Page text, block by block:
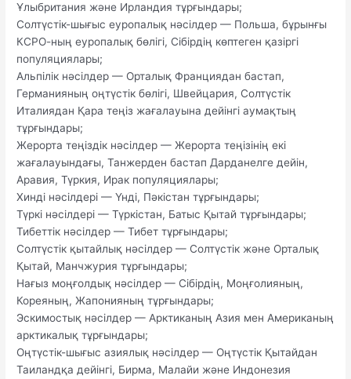
Ұлыбритания және Ирландия тұрғындары;
Солтүстік-шығыс еуропалық нәсілдер — Польша, бұрынғы
КСРО-ның еуропалық бөлігі, Сібірдің көптеген қазіргі
популяциялары;
Альпілік нәсілдер — Орталық Франциядан бастап,
Германияның оңтүстік бөлігі, Швейцария, Солтүстік
Италиядан Қара теңіз жағалауына дейінгі аумақтың
тұрғындары;
Жерорта теңіздік нәсілдер — Жерорта теңізінің екі
жағалауындағы, Танжерден бастап Дарданелге дейін,
Аравия, Түркия, Ирак популяциялары;
Хинді нәсілдері — Үнді, Пәкістан тұрғындары;
Түркі нәсілдері — Түркістан, Батыс Қытай тұрғындары;
Тибеттік нәсілдер — Тибет тұрғындары;
Солтүстік қытайлық нәсілдер — Солтүстік және Орталық
Қытай, Манчжурия тұрғындары;
Нағыз моңғолдық нәсілдер — Сібірдің, Моңғолияның,
Кореяның, Жапонияның тұрғындары;
Эскимостық нәсілдер — Арктиканың Азия мен Американың
арктикалық тұрғындары;
Оңтүстік-шығыс азиялық нәсілдер — Оңтүстік Қытайдан
Таиландқа дейінгі, Бирма, Малайи және Индонезия